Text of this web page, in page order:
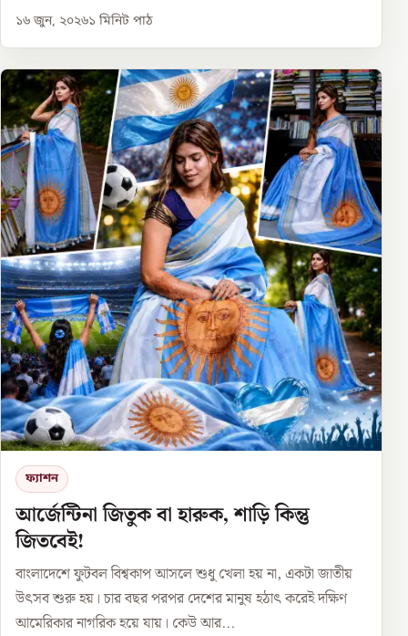
১৬ জুন, ২০২৬১ মিনিট পাঠ
ফ্যাশন
আর্জেন্টিনা জিতুক বা হারুক, শাড়ি কিন্তু
জিতবেই!
বাংলাদেশে ফুটবল বিশ্বকাপ আসলে শুধু খেলা হয় না, একটা জাতীয়
উৎসব শুরু হয়। চার বছর পরপর দেশের মানুষ হঠাৎ করেই দক্ষিণ
আমেরিকার নাগরিক হয়ে যায়। কেউ আর...